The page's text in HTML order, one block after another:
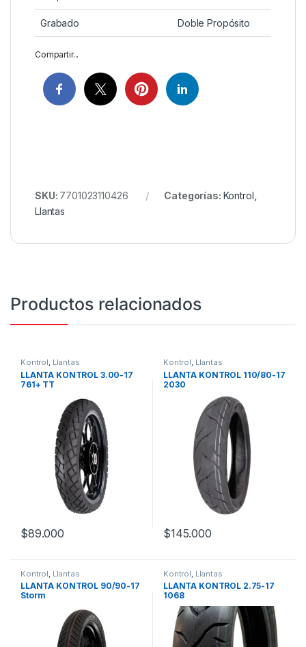
Grabado Doble Propósito
Compartir...
SKU: 7701023110426 Categorías: Kontrol
Llantas
Productos relacionados
Kontrol, Llantas
LLANTA KONTROL 3.00-17
761+ TT
$89.000
Kontrol, Llantas
LLANTA KONTROL 110/80-17
2030
$145.000
Kontrol Llantas
LLANTA KONTROL 90/90-17
Storm
Kontrol Llantas
LLANTA KONTROL 2.75-17
1068